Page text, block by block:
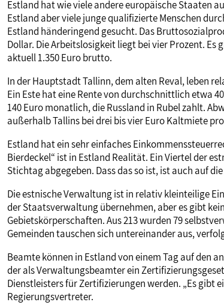
Estland hat wie viele andere europäische Staaten
Estland aber viele junge qualifizierte Menschen
Estland händeringend gesucht. Das
Dollar. Die Arbeitslosigkeit liegt bei vier Prozent.
aktuell 1.350 Euro brutto.
In der Hauptstadt Tallinn, dem alten Reval, leben
Ein Este hat eine Rente von durchschnittlich etwa
140 Euro monatlich, die Russland in Rubel zahlt.
außerhalb Tallins bei drei bis vier Euro Kaltmiete
Estland hat ein sehr einfaches
Bierdeckel“ ist in Estland Realität. Ein Viertel der
Stichtag abgegeben. Dass das so ist, ist auch auf
Die estnische Verwaltung ist in relativ kleinteilige
der Staatsverwaltung übernehmen, aber es gibt
Gebietskörperschaften. Aus 213 wurden 79
Gemeinden tauschen sich untereinander aus,
Beamte können in Estland von einem Tag auf den
der als Verwaltungsbeamter ein
Dienstleisters für Zertifizierungen werden. „Es gibt
Regierungsvertreter.